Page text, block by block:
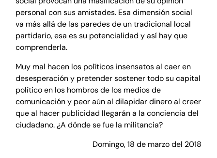
personal con sus amistades. Esa dimensión social
va más allá de las paredes de un tradicional local
partidario, esa es su potencialidad y así hay que
comprenderla.
Muy mal hacen los políticos insensatos al caer en
desesperación y pretender sostener todo su capital
político en los hombros de los medios de
comunicación y peor aún al dilapidar dinero al creer
que al hacer publicidad llegarán a la conciencia del
ciudadano. ¿A dónde se fue la militancia?
Domingo, 18 de marzo del 2018